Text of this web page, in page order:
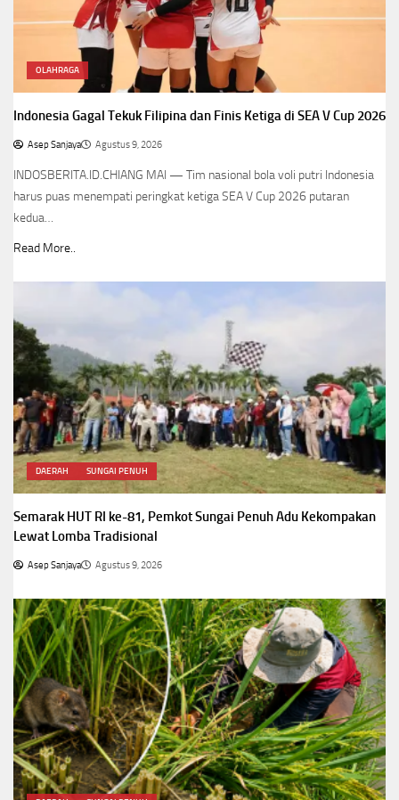
OLAHRAGA
Indonesia Gagal Tekuk Filipina dan Finis Ketiga di SEA V Cup 2026
Asep Sanjaya Agustus 9, 2026
INDOSBERITA.ID.CHIANG MAI — Tim nasional bola voli putri Indonesia
harus puas menempati peringkat ketiga SEA V Cup 2026 putaran
kedua…
Read More..
DAERAH SUNGAI PENUH
Semarak HUT RI ke-81, Pemkot Sungai Penuh Adu Kekompakan
Lewat Lomba Tradisional
Asep Sanjaya Agustus 9, 2026